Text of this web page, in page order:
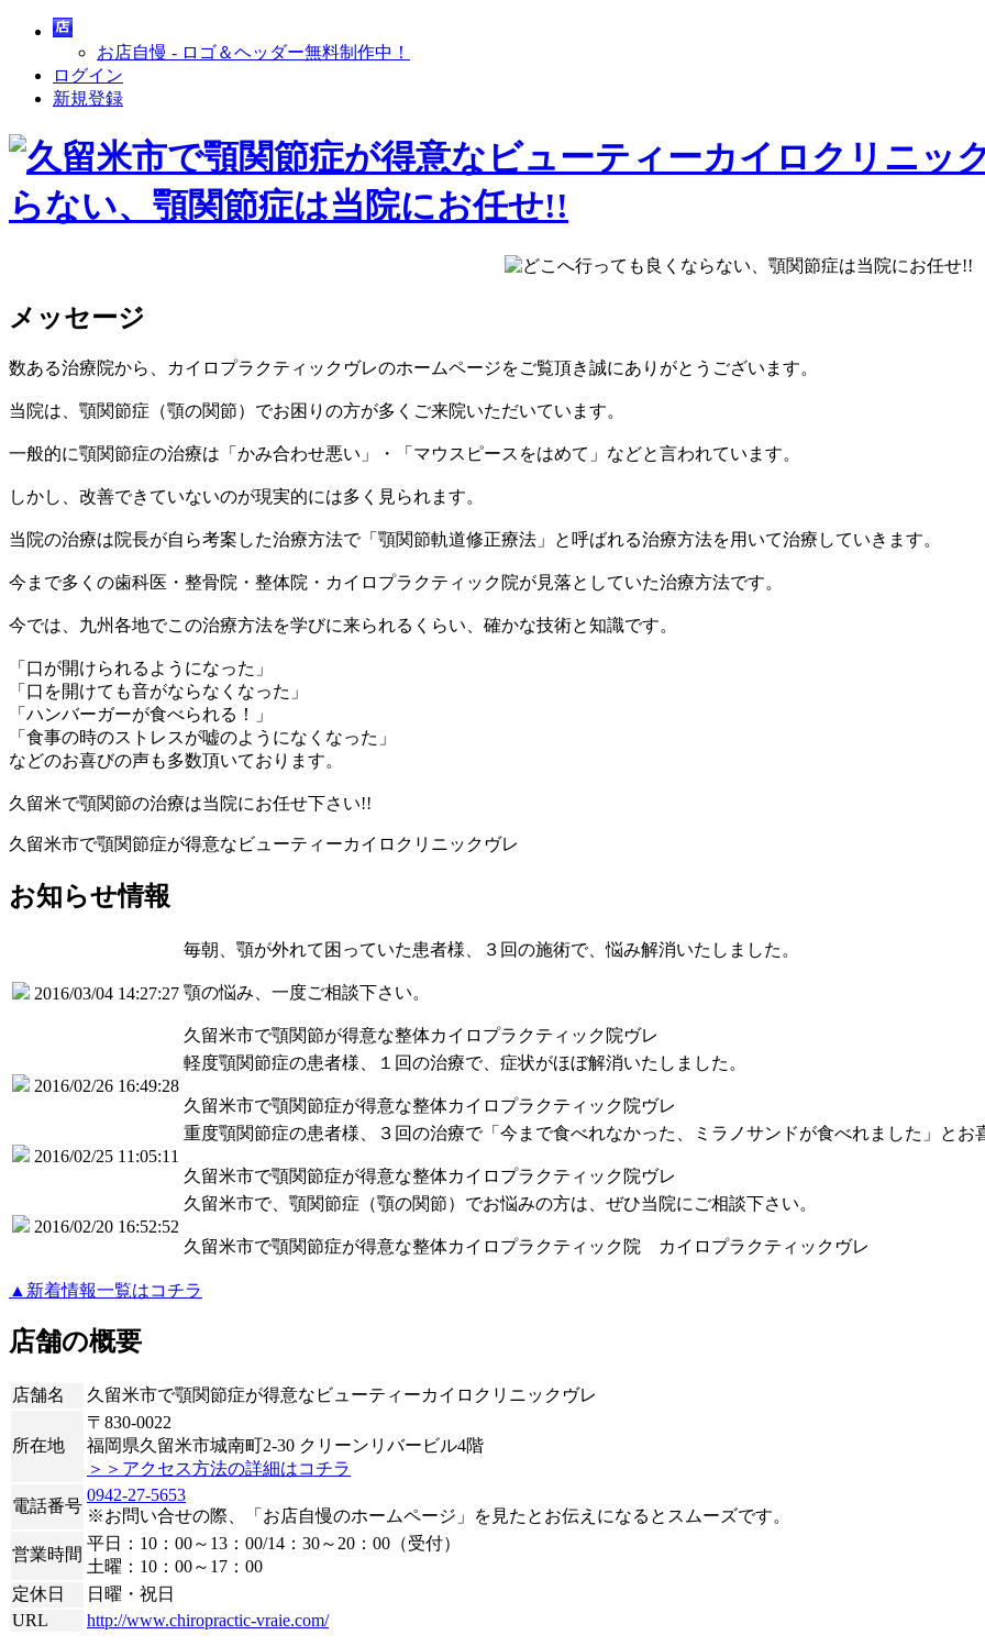
お店自慢 - ロゴ＆ヘッダー無料制作中！
ログイン
新規登録
メッセージ
数ある治療院から、カイロプラクティックヴレのホームページをご覧頂き誠にありがとうございます。
当院は、顎関節症（顎の関節）でお困りの方が多くご来院いただいています。
一般的に顎関節症の治療は「かみ合わせ悪い」・「マウスピースをはめて」などと言われています。
しかし、改善できていないのが現実的には多く見られます。
当院の治療は院長が自ら考案した治療方法で「顎関節軌道修正療法」と呼ばれる治療方法を用いて治療していきます。
今まで多くの歯科医・整骨院・整体院・カイロプラクティック院が見落としていた治療方法です。
今では、九州各地でこの治療方法を学びに来られるくらい、確かな技術と知識です。
「口が開けられるようになった」
「口を開けても音がならなくなった」
「ハンバーガーが食べられる！」
「食事の時のストレスが嘘のようになくなった」
などのお喜びの声も多数頂いております。
久留米で顎関節の治療は当院にお任せ下さい!!
久留米市で顎関節症が得意なビューティーカイロクリニックヴレ
お知らせ情報
2016/03/04 14:27:27
毎朝、顎が外れて困っていた患者様、３回の施術で、悩み解消いたしました。
顎の悩み、一度ご相談下さい。
久留米市で顎関節が得意な整体カイロプラクティック院ヴレ
2016/02/26 16:49:28
軽度顎関節症の患者様、１回の治療で、症状がほぼ解消いたしました。
久留米市で顎関節症が得意な整体カイロプラクティック院ヴレ
2016/02/25 11:05:11
重度顎関節症の患者様、３回の治療で「今まで食べれなかった、ミラノサンドが食べれました」とお
久留米市で顎関節症が得意な整体カイロプラクティック院ヴレ
2016/02/20 16:52:52
久留米市で、顎関節症（顎の関節）でお悩みの方は、ぜひ当院にご相談下さい。
久留米市で顎関節症が得意な整体カイロプラクティック院 カイロプラクティックヴレ
▲新着情報一覧はコチラ
店舗の概要
店舗名 久留米市で顎関節症が得意なビューティーカイロクリニックヴレ
所在地
〒830-0022
福岡県久留米市城南町2-30 クリーンリバービル4階
＞＞アクセス方法の詳細はコチラ
電話番号
0942-27-5653
※お問い合せの際、「お店自慢のホームページ」を見たとお伝えになるとスムーズです。
営業時間
平日：10：00～13：00/14：30～20：00（受付）
土曜：10：00～17：00
定休日
日曜・祝日
URL
http://www.chiropractic-vraie.com/